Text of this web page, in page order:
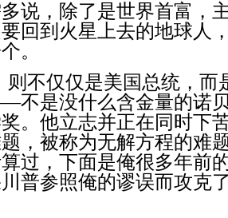
说，除了是世界首富，
回到火星上去的地球人
。
则不仅仅是美国总统，而
不是没什么含金量的诺
。他立志并正在同时下
，被称为无解方程的难
过，下面是俺很多年前
普参照俺的谬误而攻克